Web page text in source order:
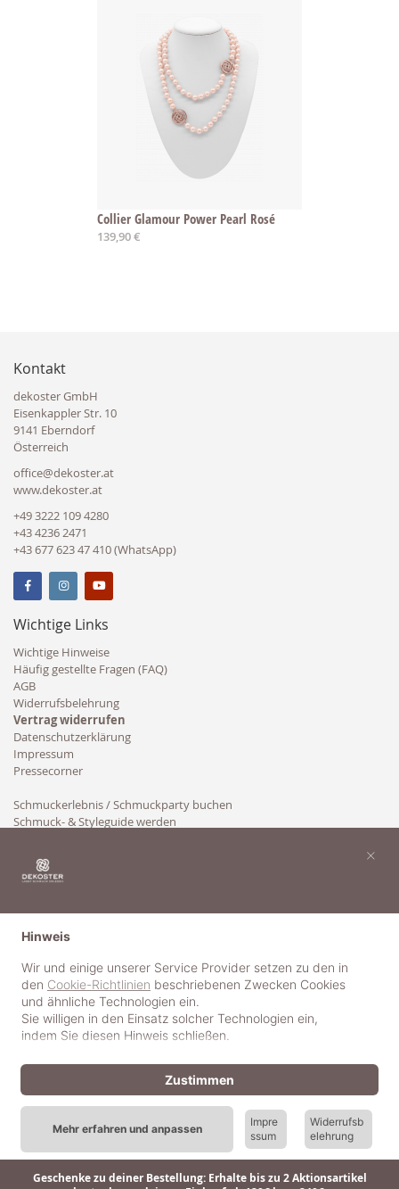
Geschenke zu deiner Bestellung: Erhalte bis zu 2 Aktionsartikel
Collier Glamour Power Pearl Rosé
139,90 €
Kontakt
dekoster GmbH
Eisenkappler Str. 10
9141 Eberndorf
Österreich
office@dekoster.at
www.dekoster.at
+49 3222 109 4280
+43 4236 2471
+43 677 623 47 410 (WhatsApp)
Wichtige Links
Wichtige Hinweise
Häufig gestellte Fragen (FAQ)
AGB
Widerrufsbelehrung
Vertrag widerrufen
Datenschutzerklärung
Impressum
Pressecorner
Schmuckerlebnis / Schmuckparty buchen
Schmuck- & Styleguide werden
© 2018-2025 dekoster GmbH
Hinweis
Wir und einige unserer Service Provider setzen zu den in
den Cookie-Richtlinien beschriebenen Zwecken Cookies
und ähnliche Technologien ein.
Sie willigen in den Einsatz solcher Technologien ein,
indem Sie diesen Hinweis schließen.
Mehr erfahren und anpassen
Impre
ssum
Widerrufsb
elehrung
Zustimmen
×